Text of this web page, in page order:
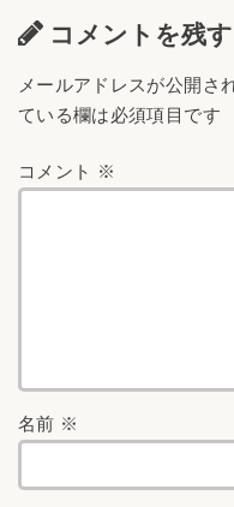
コメントを残す
メールアドレスが公開さ
ている欄は必須項目です
コメント ※
名前 ※